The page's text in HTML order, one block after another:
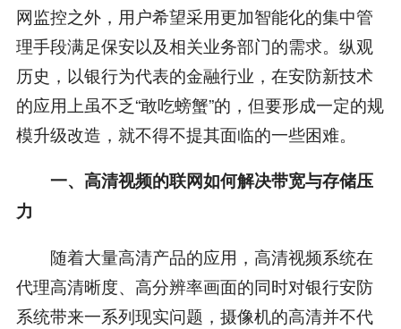
网监控之外，用户希望采用更加智能化的集中管
理手段满足保安以及相关业务部门的需求。纵观
历史，以银行为代表的金融行业，在安防新技术
的应用上虽不乏“敢吃螃蟹”的，但要形成一定的规
模升级改造，就不得不提其面临的一些困难。
一、高清视频的联网如何解决带宽与存储压
力
随着大量高清产品的应用，高清视频系统在
代理高清晰度、高分辨率画面的同时对银行安防
系统带来一系列现实问题，摄像机的高清并不代